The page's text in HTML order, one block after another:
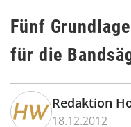
Fünf
für die
Redaktion
18.12.2012